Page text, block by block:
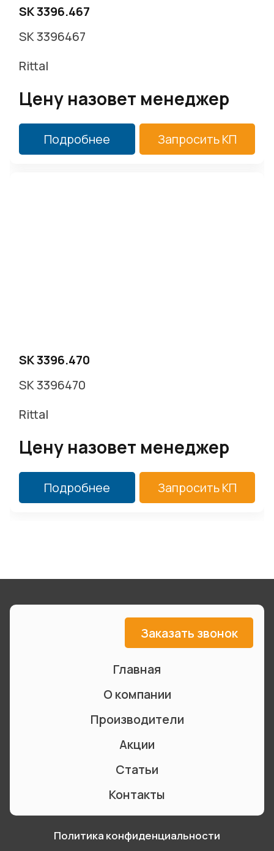
SK 3396.467
SK 3396467
Rittal
Цену назовет менеджер
Подробнее Запросить КП
SK 3396.470
SK 3396470
Rittal
Цену назовет менеджер
Подробнее Запросить КП
Заказать звонок
Главная
О компании
Производители
Акции
Статьи
Контакты
Политика конфиденциальности